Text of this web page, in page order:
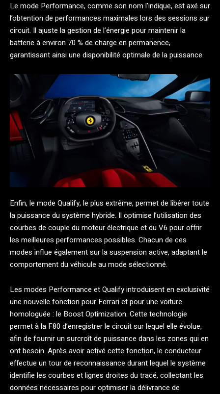
Le mode Performance, comme son nom l’indique, est axé sur
l’obtention de performances maximales lors des sessions sur
circuit. Il ajuste la gestion de l’énergie pour maintenir la
batterie à environ 70 % de charge en permanence,
garantissant ainsi une disponibilité optimale de la puissance.
Enfin, le mode Qualify, le plus extrême, permet de libérer toute
la puissance du système hybride. Il optimise l’utilisation des
courbes de couple du moteur électrique et du V6 pour offrir
les meilleures performances possibles. Chacun de ces
modes influe également sur la suspension active, adaptant le
comportement du véhicule au mode sélectionné.
Les modes Performance et Qualify introduisent en exclusivité
une nouvelle fonction pour Ferrari et pour une voiture
homologuée : le Boost Optimization. Cette technologie
permet à la F80 d’enregistrer le circuit sur lequel elle évolue,
afin de fournir un surcroît de puissance dans les zones qui en
ont besoin. Après avoir activé cette fonction, le conducteur
effectue un tour de reconnaissance durant lequel le système
identifie les courbes et lignes droites du tracé, collectant les
données nécessaires pour optimiser la délivrance de